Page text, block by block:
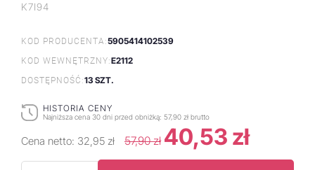
K7I94
KOD PRODUCENTA:5905414102539
KOD WEWNĘTRZNY:E2112
DOSTĘPNOŚĆ:13 SZT.
HISTORIA CENY
Najniższa cena 30 dni przed obniżką: 57,90 zł brutto
Cena netto: 32,95 zł 57,90 zł 40,53 zł